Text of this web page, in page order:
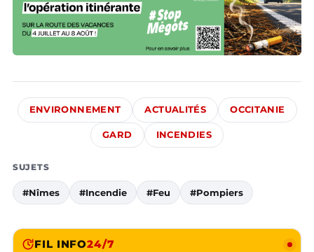
ENVIRONNEMENT ACTUALITÉS OCCITANIE
GARD INCENDIES
SUJETS
#Nîmes #Incendie #Feu #Pompiers
FIL INFO24/7